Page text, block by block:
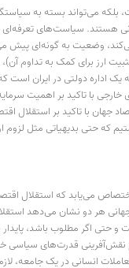
می‌تواند بسته به
هستند. سیاست‌های تعرفه‌ای
وضعیت به گونه‌ای پیش
ارز برای کمک به
یک اداره دولتی در
با تاکید بر اهمیت
جهان با تاکید بر
حتی بدیهیاتی مثل لزوم
می‌یابد که استقلال
دو نشان می‌دهد
اگر مطلوب باشد،
نقش‌آفرینی قدرت‌های
انسانی در یک جامعه،